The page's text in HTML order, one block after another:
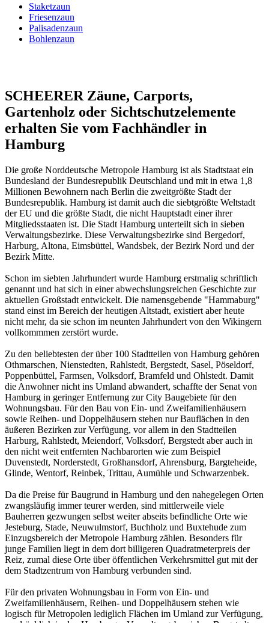
Staketzaun
Friesenzaun
Palisadenzaun
Bohlenzaun
SCHEERER Zäune, Carports,
Gartenholz oder Sichtschutzelemente
erhalten Sie vom Fachhändler in
Hamburg
Die große Norddeutsche Metropole Hamburg ist als Stadtstaat ein
Bundesland der Bundesrepublik Deutschland und mit in etwa 1,8
Millionen Bewohnern nach Berlin die zweitgrößte Stadt der
Bundesrepublik. Hamburg ist damit auch die siebtgrößte Weltstadt
der EU und die größte Stadt, die nicht Hauptstadt einer ihrer
Mitgliedsstaaten ist. Die Stadt Hamburg unterteilt sich in sieben
Verwaltungsbezirke. Diese Verwaltungsbezirke sind Bergedorf,
Harburg, Altona, Eimsbüttel, Wandsbek, der Bezirk Nord und der
Bezirk Mitte.
Schon im siebten Jahrhundert wurde Hamburg erstmalig schriftlich
genannt und hat sich in einer abwechslungsreichen Geschichte zur
aktuellen Großstadt entwickelt. Die namensgebende "Hammaburg"
stand einst im Bereich der heutigen Altstadt, existiert aber heute
nicht mehr, da sie schon im neunten Jahrhundert von den Wikingern
vollkommmen zerstört wurde.
Zu den beliebtesten der über 100 Stadtteilen von Hamburg gehören
Othmarschen, Nienstedten, Rahlstedt, Bergstedt, Sasel, Pöseldorf,
Poppenbüttel, Farmsen, Volksdorf, Bramfeld und Ohlstedt. Damit
die Anwohner nicht ins Umland abwandert, schaffte der Senat von
Hamburg in geringer Entfernung zur City Baugebiete für den
Wohnungsbau. Für den Bau von Ein- und Zweifamilienhäusern
sowie Reihen- und Doppelhäusern stehen nur Bauflächen in den
äußeren Bezirken zur Verfügung, vor allem in den Stadtteilen
Harburg, Rahlstedt, Meiendorf, Volksdorf, Bergstedt aber auch in
den nicht weit entfernten Nachbarorten wie zum Beispiel
Duvenstedt, Norderstedt, Großhansdorf, Ahrensburg, Bargteheide,
Glinde, Wentorf, Reinbek, Trittau, Aumühle und Schwarzenbek.
Da die Preise für Baugrund in Hamburg und den nahegelegen Orten
zwangsläufig immer teurer werden, sind mittlerweile viele
Bauherren gezwungen selbst weiter abseits befindliche Orte wie
Jesteburg, Stade, Neuwulmstorf, Buchholz und Buxtehude zum
Einzugsbereich der Metropole Hamburg zählen. Besonders für
junge Familien liegt in dem dort billigeren Quadratmeterpreis der
Reiz, zumal diese Orte über öffentlichen Verkehrsmittel gut mit der
dem Stadtzentrum von Hamburg verbunden sind.
Für den privaten Wohnungsbau in Form von Ein- und
Zweifamilienhäusern, Reihen- und Doppelhäusern stehen wie
logisch für Metropolen lediglich Flächen im Umland zur Verfügung,